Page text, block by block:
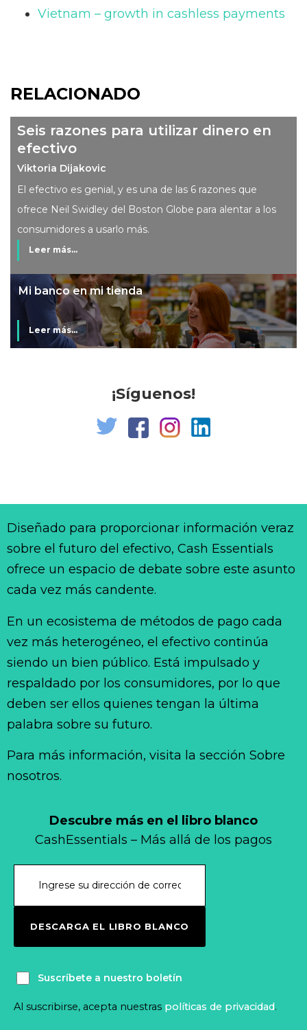
Vietnam – growth in cashless payments
RELACIONADO
Seis razones para utilizar dinero en
efectivo
Viktoria Dijakovic
El efectivo es genial, y es una de las 6 razones que
ofrece Neil Swidley del Boston Globe para alentar a los
consumidores a usarlo más.
Leer más...
Mi banco en mi tienda
Leer más...
¡Síguenos!
Descubre más en el libro blanco
CashEssentials – Más allá de los pagos
DESCARGA EL LIBRO BLANCO
Suscríbete a nuestro boletín
Al suscribirse, acepta nuestras políticas de privacidad.
Diseñado para proporcionar información veraz
sobre el futuro del efectivo, Cash Essentials
ofrece un espacio de debate sobre este asunto
cada vez más candente.
En un ecosistema de métodos de pago cada
vez más heterogéneo, el efectivo continúa
siendo un bien público. Está impulsado y
respaldado por los consumidores, por lo que
deben ser ellos quienes tengan la última
palabra sobre su futuro.
Para más información, visita la sección Sobre
nosotros.